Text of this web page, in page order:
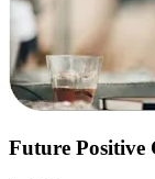
Future Positive